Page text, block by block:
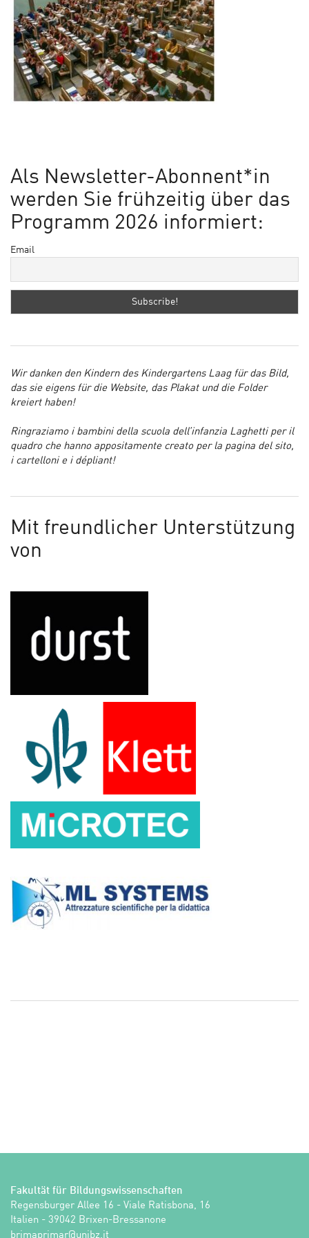
Als Newsletter-Abonnent*in
werden Sie frühzeitig über das
Programm 2026 informiert:
Email
Wir danken den Kindern des Kindergartens Laag für das Bild,
das sie eigens für die Website, das Plakat und die Folder
kreiert haben!
Ringraziamo i bambini della scuola dell’infanzia Laghetti per il
quadro che hanno appositamente creato per la pagina del sito,
i cartelloni e i dépliant!
Mit freundlicher Unterstützung
von
Fakultät für Bildungswissenschaften
Regensburger Allee 16 - Viale Ratisbona, 16
Italien - 39042 Brixen-Bressanone
ti.zbinu@ramirpamirb